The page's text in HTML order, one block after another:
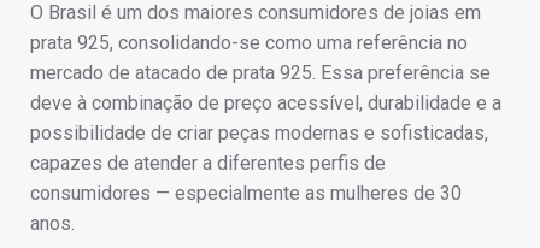
O Brasil é um dos maiores consumidores de joias em
prata 925, consolidando-se como uma referência no
mercado de atacado de prata 925. Essa preferência se
deve à combinação de preço acessível, durabilidade e a
possibilidade de criar peças modernas e sofisticadas,
capazes de atender a diferentes perfis de
consumidores — especialmente as mulheres de 30
anos.